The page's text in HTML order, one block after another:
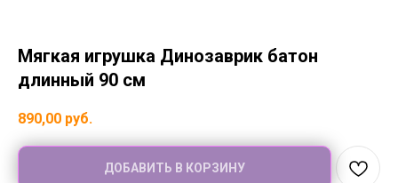
Мягкая игрушка Динозаврик батон
длинный 90 см
890,00 руб.
ДОБАВИТЬ В КОРЗИНУ